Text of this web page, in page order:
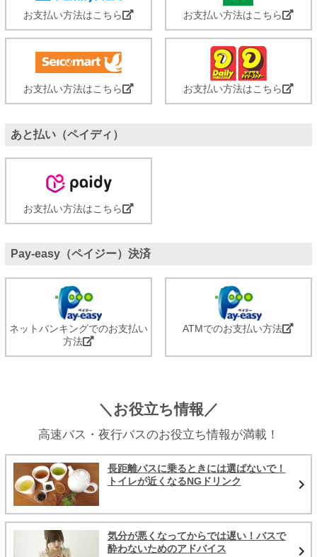
お支払い方法はこちら お支払い方法はこちら
お支払い方法はこちら お支払い方法はこちら
あと払い（ペイディ）
お支払い方法はこちら
Pay-easy（ペイジー）決済
ネットバンキングでのお支払い
方法
ATMでのお支払い方法
＼お役立ち情報／
高速バス・夜行バスのお役立ち情報が満載！
長距離バスに乗るときには選ばないで！
トイレが近くなるNGドリンク
気分が悪くなってからでは遅い！バスで
酔わないためのアドバイス